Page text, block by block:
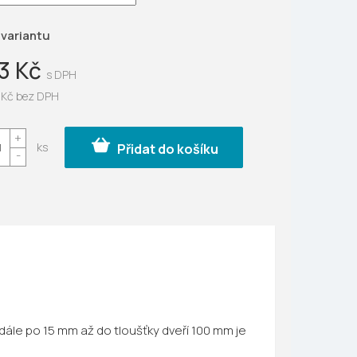
Kč
bez DPH
Přidat do košíku
po 15 mm až do tloušťky dveří 100 mm je